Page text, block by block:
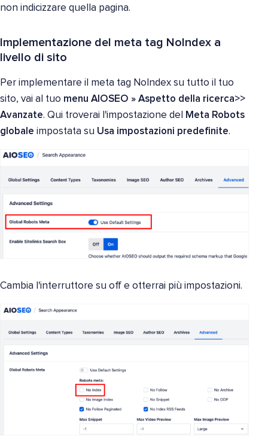
non indicizzare quella pagina.
Implementazione del meta tag NoIndex a
livello di sito
Per implementare il meta tag NoIndex su tutto il tuo
sito, vai al tuo menu AIOSEO » Aspetto della ricerca>>
Avanzate. Qui troverai l'impostazione del
Meta Robots
globale impostata su Usa impostazioni predefinite.
Cambia l'interruttore su off e otterrai più impostazioni.